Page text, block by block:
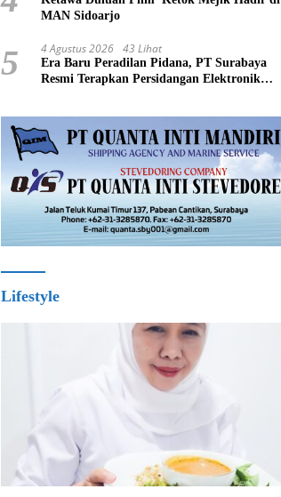
MAN Sidoarjo
5 4 Agustus 2026 43 Lihat
Era Baru Peradilan Pidana, PT Surabaya
Resmi Terapkan Persidangan Elektronik
Lifestyle